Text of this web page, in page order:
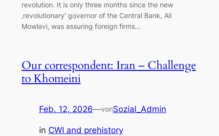
revolution. It is only three months since the new
‚revolutionary‘ governor of the Central Bank, Ali
Mowlavi, was assuring foreign firms…
Our correspondent: Iran – Challenge
to Khomeini
Feb. 12, 2026—vonSozial_Admin
in CWI and prehistory